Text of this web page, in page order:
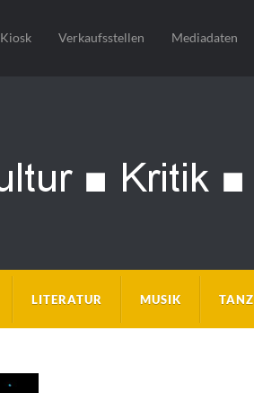
Kiosk Verkaufsstellen Mediadaten
LITERATUR MUSIK TANZ